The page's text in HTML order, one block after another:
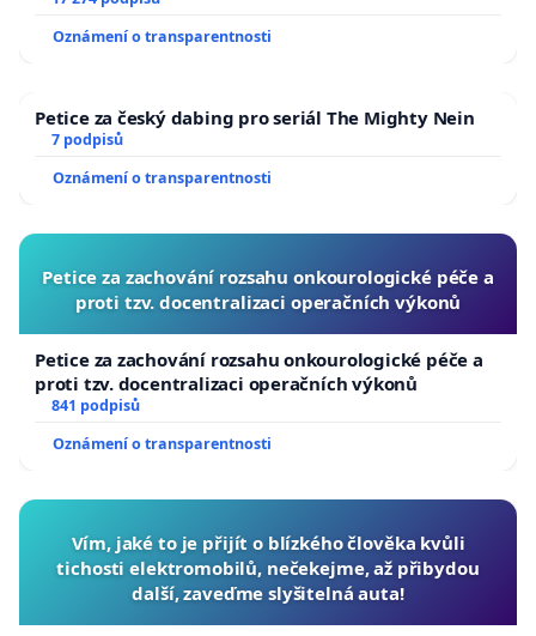
Oznámení o transparentnosti
Petice za český dabing pro seriál The Mighty Nein
7 podpisů
Oznámení o transparentnosti
Petice za zachování rozsahu onkourologické péče a
proti tzv. docentralizaci operačních výkonů
Petice za zachování rozsahu onkourologické péče a
proti tzv. docentralizaci operačních výkonů
841 podpisů
Oznámení o transparentnosti
Vím, jaké to je přijít o blízkého člověka kvůli
tichosti elektromobilů, nečekejme, až přibydou
další, zaveďme slyšitelná auta!